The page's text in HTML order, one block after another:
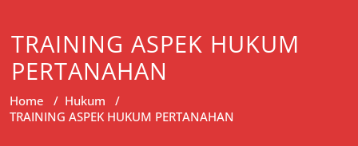
TRAINING ASPEK HUKUM
PERTANAHAN
Home / Hukum /
TRAINING ASPEK HUKUM PERTANAHAN